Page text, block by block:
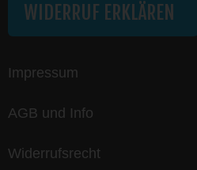
WIDERRUF ERKLÄREN
Impressum
AGB und Info
Widerrufsrecht